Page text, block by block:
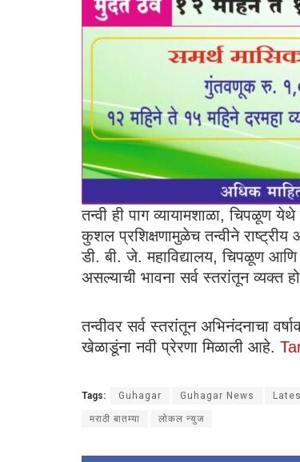
तन्वी ही पाग व्यायामशाळा, चिपळूण
कुशल प्रशिक्षणामुळेच तन्वीने राष्ट्रीय
डी. बी. जे. महाविद्यालय, चिपळूण
असल्याची भावना सर्व स्तरांतून व्यक्त
तन्वीवर सर्व स्तरांतून अभिनंदनाचा
खेळाडूंना नवी प्रेरणा मिळाली आहे.
Tags: Guhagar Guhagar News
मराठी बातम्या लोकल न्युज